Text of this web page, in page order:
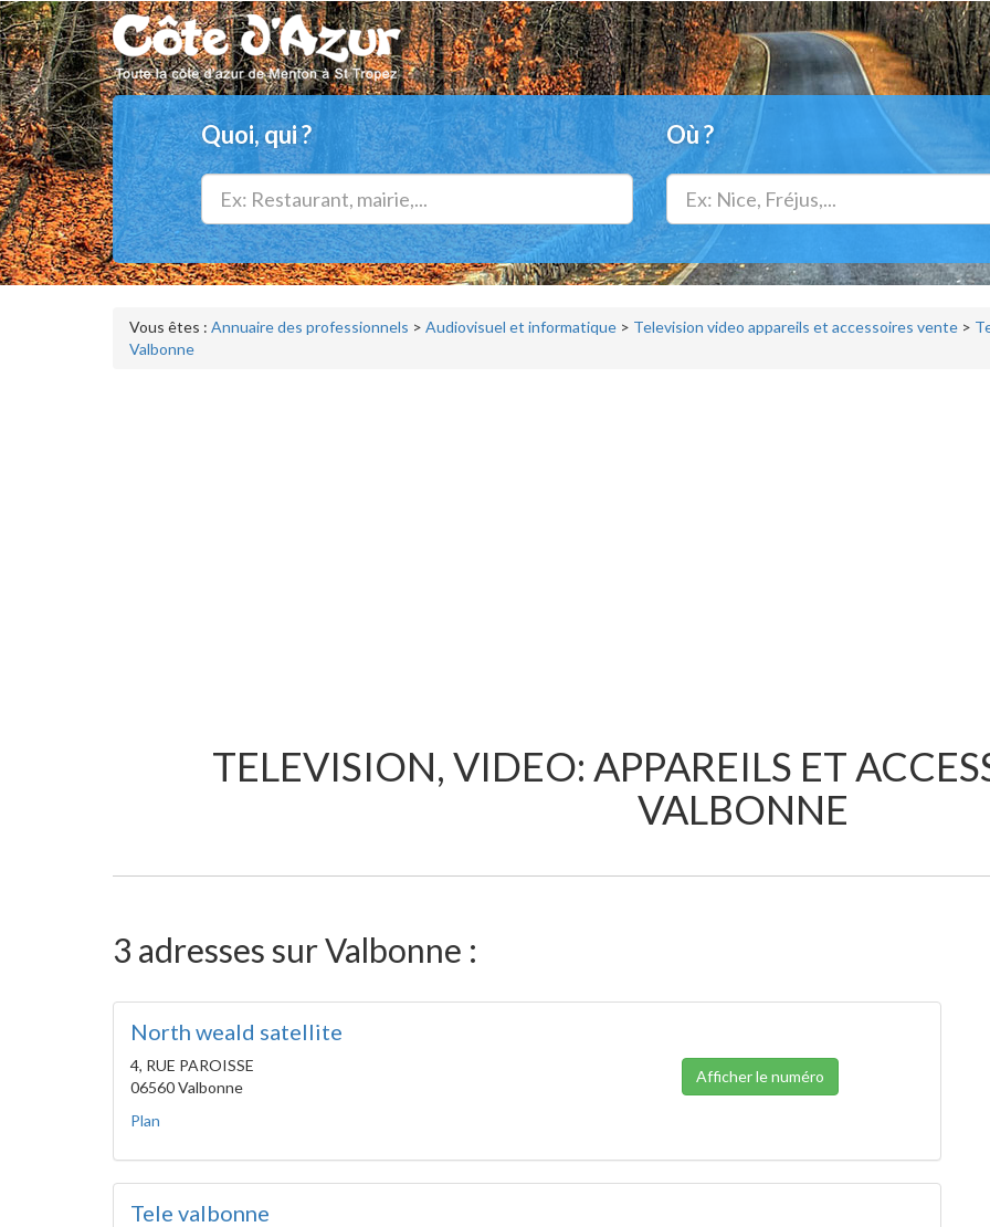
Quoi, qui ? Où ?
Vous êtes : Annuaire des professionnels > Audiovisuel et informatique > Television video appareils et accessoires vente >
Valbonne
TELEVISION, VIDEO: APPAREILS ET
VALBONNE
3 adresses sur Valbonne :
North weald satellite
4, RUE PAROISSE
06560 Valbonne
Plan
Afficher le numéro
Tele valbonne